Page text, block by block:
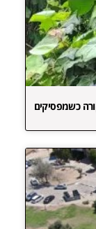
כשמפסיקים